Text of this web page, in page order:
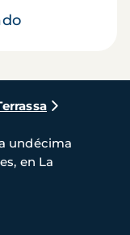
undécima
en La